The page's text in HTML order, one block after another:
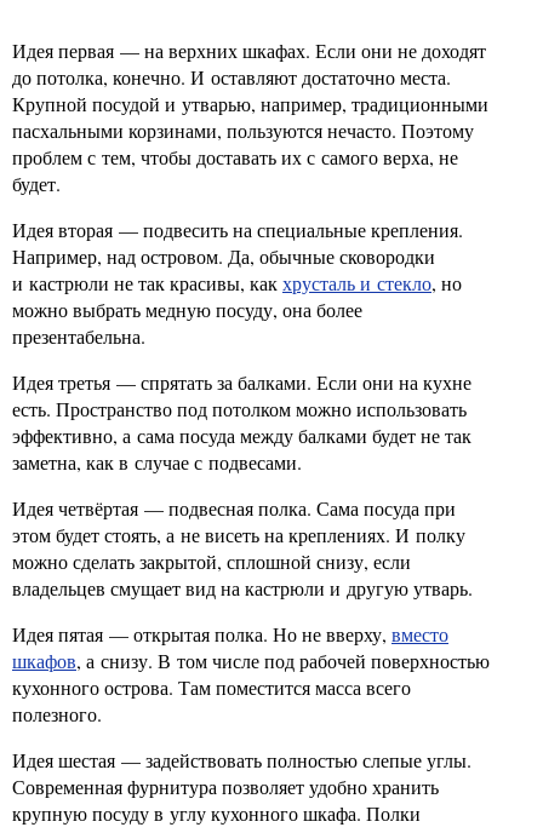
Идея первая — на верхних шкафах. Если они не доходят
до потолка, конечно. И оставляют достаточно места.
Крупной посудой и утварью, например, традиционными
пасхальными корзинами, пользуются нечасто. Поэтому
проблем с тем, чтобы доставать их с самого верха, не
будет.
Идея вторая — подвесить на специальные крепления.
Например, над островом. Да, обычные сковородки
и кастрюли не так красивы, какхрусталь и стекло, но
можно выбрать медную посуду, она более
презентабельна.
Идея третья — спрятать за балками. Если они на кухне
есть. Пространство под потолком можно использовать
эффективно, а сама посуда между балками будет не так
заметна, как в случае с подвесами.
Идея четвёртая — подвесная полка. Сама посуда при
этом будет стоять, а не висеть на креплениях. И полку
можно сделать закрытой, сплошной снизу, если
владельцев смущает вид на кастрюли и другую утварь.
Идея пятая — открытая полка. Но не вверху, вместо
шкафов, а снизу. В том числе под рабочей поверхностью
кухонного острова. Там поместится масса всего
полезного.
Идея шестая — задействовать полностью слепые углы.
Современная фурнитура позволяет удобно хранить
крупную посуду в углу кухонного шкафа. Полки